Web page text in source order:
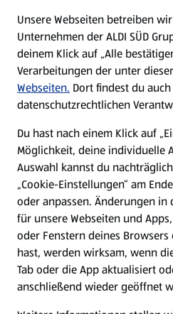
Nachhaltigkeit
Karriere
Presse
Hilfe & Kontakt
(öffnet in einem neuen Tab)
Unternehmen
Folge uns hier:
Unsere Webseiten betreiben
Unternehmen der ALDI SÜD
deinem Klick auf „Alle
Verarbeitungen der unter
Webseiten. Dort findest du
datenschutzrechtlichen
Du hast nach einem Klick auf
Möglichkeit, deine individuelle
Auswahl kannst du
„Cookie-Einstellungen“ am
oder anpassen. Änderungen in
für unsere Webseiten und
oder Fenstern deines
hast, werden wirksam, wenn
Tab oder die App aktualisiert
anschließend wieder geöffnet